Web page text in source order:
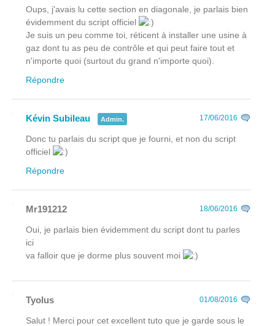
Oups, j'avais lu cette section en diagonale, je parlais bien
évidemment du script officiel
Je suis un peu comme toi, réticent à installer une usine à
gaz dont tu as peu de contrôle et qui peut faire tout et
n'importe quoi (surtout du grand n'importe quoi).
Répondre
Kévin Subileau Admin. 17/06/2016
Donc tu parlais du script que je fourni, et non du script
officiel
Répondre
Mr191212 18/06/2016
Oui, je parlais bien évidemment du script dont tu parles
ici
va falloir que je dorme plus souvent moi
Tyolus 01/08/2016
Salut ! Merci pour cet excellent tuto que je garde sous le